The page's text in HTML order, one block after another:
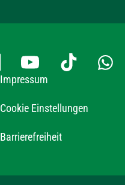
Impressum
Cookie Einstellungen
Barrierefreiheit